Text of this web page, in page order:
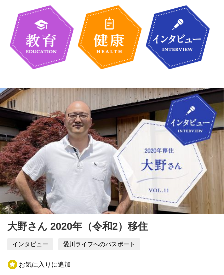
大野さん 2020年（令和2）移住
お気に入りに追加
インタビュー 愛川ライフへのパスポート